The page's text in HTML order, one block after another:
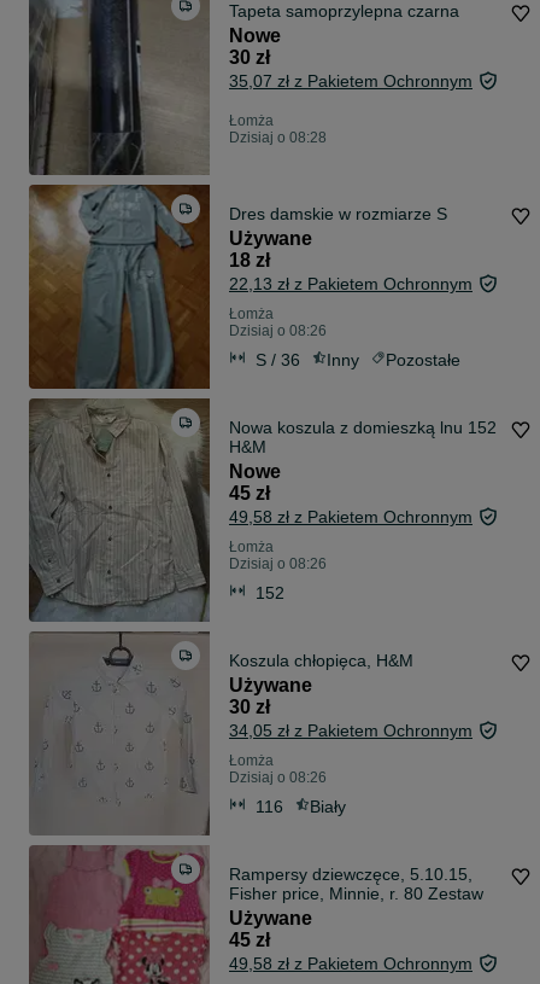
Tapeta samoprzylepna czarna
Nowe
30 zł
35,07 zł z Pakietem Ochronnym
Łomża
Dzisiaj o 08:28
Dres damskie w rozmiarze S
Używane
18 zł
22,13 zł z Pakietem Ochronnym
Łomża
Dzisiaj o 08:26
S / 36 Inny Pozostałe
Nowa koszula z domieszką lnu 152
H&M
Nowe
45 zł
49,58 zł z Pakietem Ochronnym
Łomża
Dzisiaj o 08:26
152
Koszula chłopięca, H&M
Używane
30 zł
34,05 zł z Pakietem Ochronnym
Łomża
Dzisiaj o 08:26
116 Biały
Rampersy dziewczęce, 5.10.15,
Fisher price, Minnie, r. 80 Zestaw
Używane
45 zł
49,58 zł z Pakietem Ochronnym